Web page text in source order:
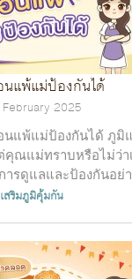
นแพ้แม่ป้องกันได้
February 2025
นแพ้แม่ป้องกันได้ ภู
คุณแม่ทราบหรือไม่ว่
รดูแลและป้องกันอย่
เสริมภูมิคุ้มกัน